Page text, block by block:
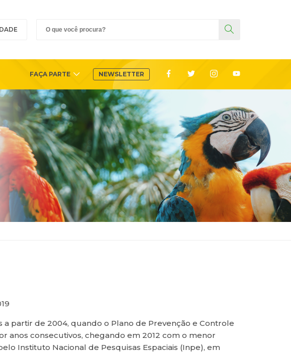
FAÇA PARTE NEWSLETTER
partir de 2004, quando o Plano de Prevenção e Controle
anos consecutivos, chegando em 2012 com o menor
Instituto Nacional de Pesquisas Espaciais (Inpe), em